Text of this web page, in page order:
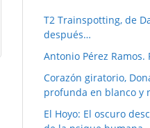
T2 Trainspotting, de
después…
Antonio Pérez Ramos.
Corazón giratorio,
profunda en blanco y
El Hoyo: El oscuro